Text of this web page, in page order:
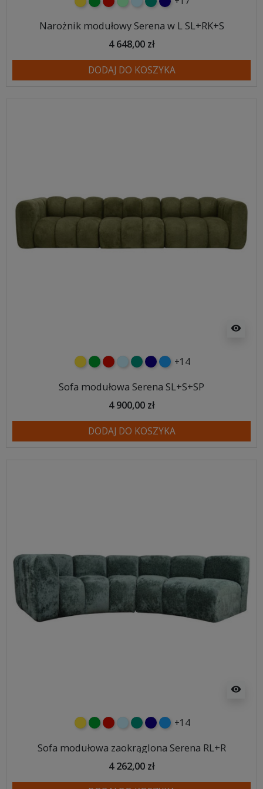
Narożnik modułowy Serena w L SL+RK+S
4 648,00 zł
DODAJ DO KOSZYKA
visibility
żółtyzielonyczerwony
błękitnyturkusowy
granatowy
niebieski
+14
Sofa modułowa Serena SL+S+SP
4 900,00 zł
DODAJ DO KOSZYKA
visibility
żółtyzielonyczerwony
błękitnyturkusowy
granatowy
niebieski
+14
Sofa modułowa zaokrąglona Serena RL+R
4 262,00 zł